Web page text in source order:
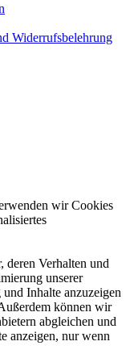
Widerrufsbelehrung
wir Cookies
deren Verhalten und
unserer
Inhalte anzuzeigen
können wir
abgleichen und
anzeigen, nur wenn